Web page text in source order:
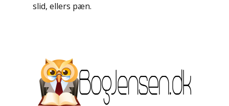
Krop / Sind
Landbrug / Skovbrug
Litteraturhistorie
slid, ellers pæn.